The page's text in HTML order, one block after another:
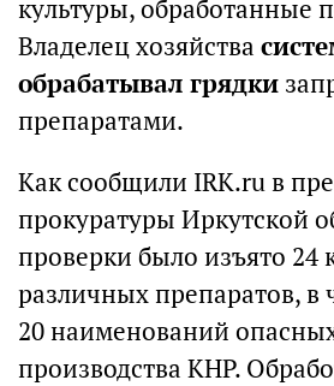
культуры, обработанные
Владелец хозяйства
обрабатывал грядки
препаратами.
Как сообщили IRK.ru в
прокуратуры Иркутской
проверки было изъято 24
различных препаратов, в
20 наименований
производства КНР.